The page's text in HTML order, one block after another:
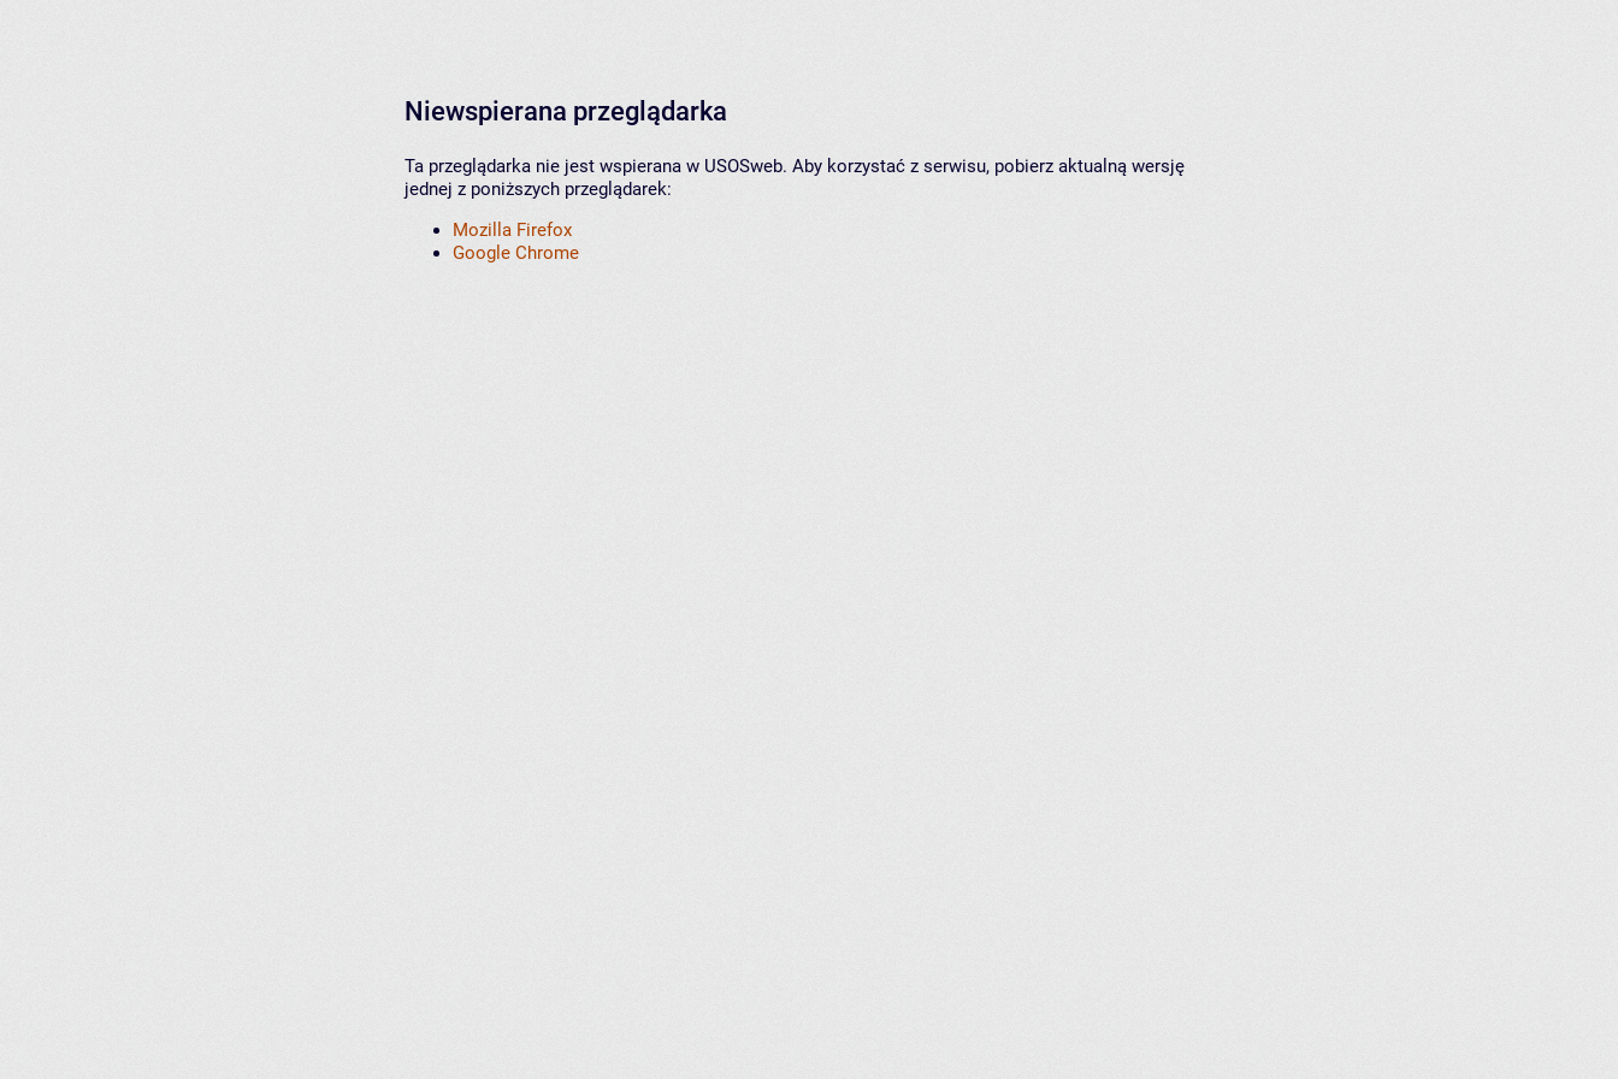
Niewspierana przeglądarka
Ta przeglądarka nie jest wspierana w USOSweb. Aby korzystać z serwisu, pobierz aktualną wersję
jednej z poniższych przeglądarek:
Mozilla Firefox
Google Chrome